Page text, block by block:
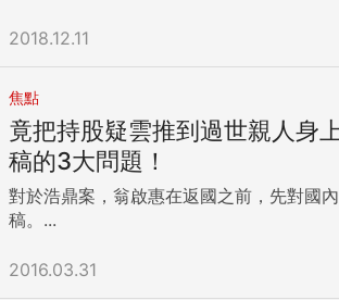
2018.12.11
焦點
竟把持股疑雲推到過世親人身
稿的3大問題！
對於浩鼎案，翁啟惠在返國之前，先對國
稿。...
2016.03.31